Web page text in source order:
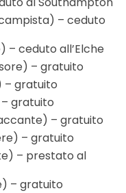
– ceduto
ceduto all’Elche
– gratuito
– gratuito
gratuito
– gratuito
– gratuito
– prestato al
– gratuito